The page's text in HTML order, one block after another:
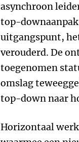
asynchroon
top-
uitgangspunt,
verouderd. De
toegenomen
omslag
top-down naar
Horizontaal